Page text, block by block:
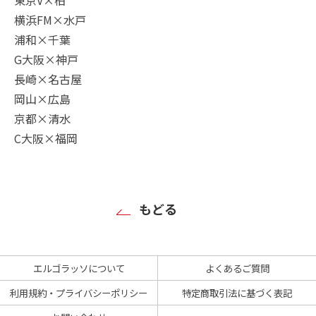
横浜FM×水戸
浦和×千葉
G大阪×神戸
長崎×名古屋
岡山×広島
京都×清水
C大阪×福岡
もどる
エルゴラッソについて
よくあるご質問
利用規約・プライバシーポリシー
特定商取引法に基づく表記